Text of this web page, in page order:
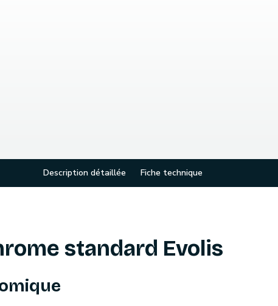
Description détaillée Fiche technique
standard Evolis